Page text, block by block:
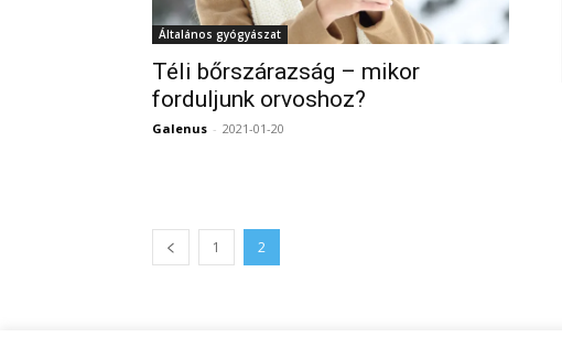
Általános gyógyászat
Téli bőrszárazság – mikor
forduljunk orvoshoz?
Galenus - 2021-01-20
1 2